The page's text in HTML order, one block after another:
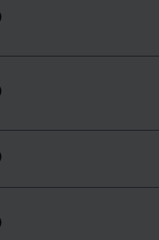
Renseignez vos critères
une liste de biens ciblés.
Non. Certains biens sont
: contactez-nous pour y
Oui, nous organisons les
mettons en lumière ses
Bien sûr. Nos consultants